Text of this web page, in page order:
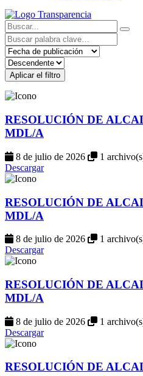
Aplicar el filtro
RESOLUCIÓN DE
MDL/A
8 de julio de 2026 1
Descargar
RESOLUCIÓN DE
MDL/A
8 de julio de 2026 1
Descargar
RESOLUCIÓN DE
MDL/A
8 de julio de 2026 1
Descargar
RESOLUCIÓN DE